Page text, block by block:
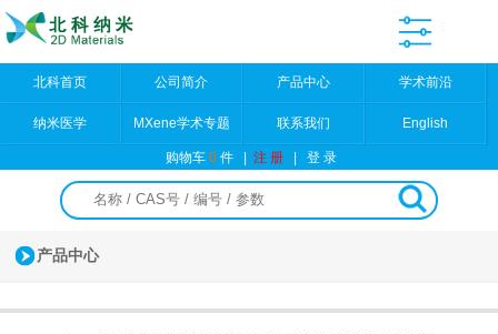
北科首页 公司简介 产品中心 学术前沿
纳米医学 MXene学术专题 联系我们 English
购物车0件 |注 册 |登 录
产品中心